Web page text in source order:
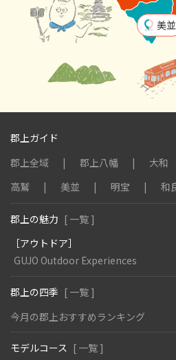
美並
郡上ガイド
郡上全域
郡上八幡 大和
高鷲
美並 明宝 和
郡上の魅力 [ 一覧 ]
［アウトドア］
GUJO Outdoor Experiences
郡上の四季 [ 一覧 ]
今月の郡上おすすめランキング
モデルコース [ 一覧 ]